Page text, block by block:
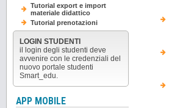
Tutorial export e import
materiale didattico
Tutorial prenotazioni
LOGIN STUDENTI
il login degli studenti deve
avvenire con le credenziali del
nuovo portale studenti
Smart_edu.
APP MOBILE